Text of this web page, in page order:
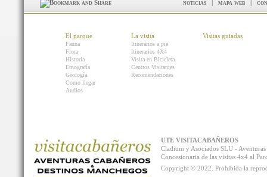
noticias | mapa web |
El parque
Fauna
Flora
Historia
Etnografía
Geología
Como llegar
Audios
La visita
Itinerarios a pie
Itinerarios 4X4
Visita en Bicicleta
Centros Visitantes
Recomendaciones
Visitas guiadas
UTE VISITACABAÑEROS
Cladium y Asociados SLU -
Concesionaria de las visitas 4x4 al
Copyright © 2022. Prohibida la